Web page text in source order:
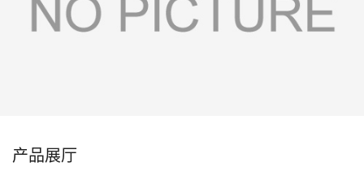
产品展厅